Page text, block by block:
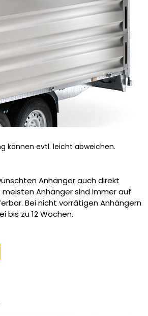
können evtl. leicht abweichen.
Anhänger auch direkt
meisten Anhänger sind immer auf
Bei nicht vorrätigen Anhängern
bis zu 12 Wochen.